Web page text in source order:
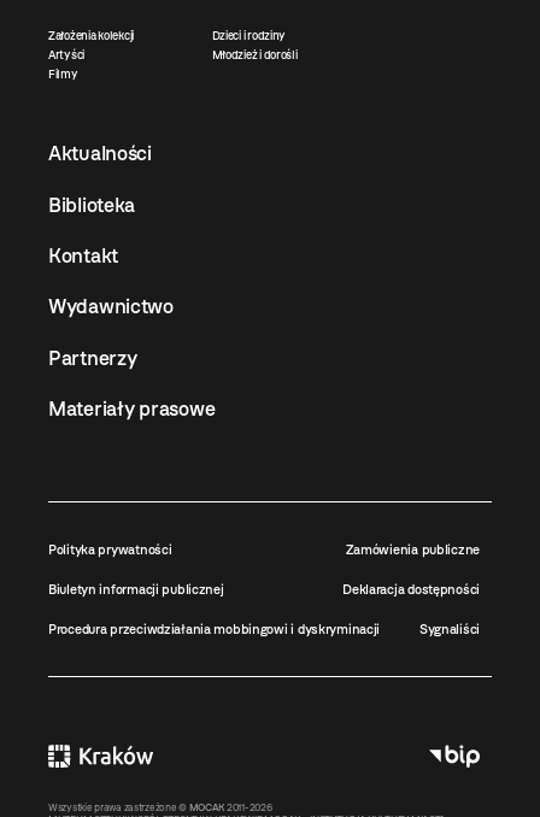
Założenia kolekcji
Artyści
Filmy
Dzieci i rodziny
Młodzież i dorośli
Aktualności
Biblioteka
Kontakt
Wydawnictwo
Partnerzy
Materiały prasowe
Polityka prywatności Zamówienia publiczne
Biuletyn informacji publicznej Deklaracja dostępności
Procedura przeciwdziałania mobbingowi i dyskryminacji Sygnaliści
Wszystkie prawa zastrzeżone © MOCAK 2011-2026